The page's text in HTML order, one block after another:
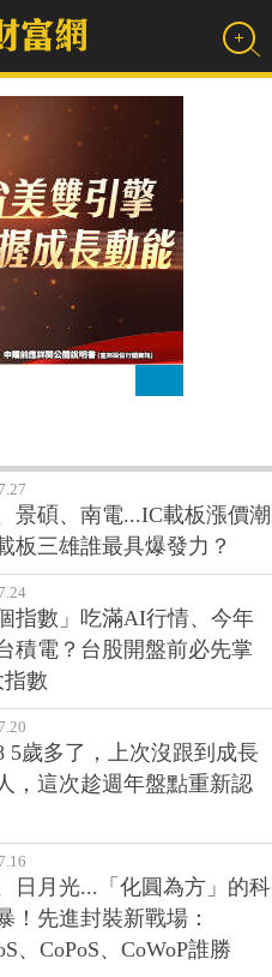
景碩、南電...IC載板漲價潮
板三雄誰最具爆發力？
指數」吃滿AI行情、今年
積電？台股開盤前必先掌
指數
5歲多了，上次沒跟到成長
，這次趁週年盤點重新認
日月光...「化圓為方」的科
！先進封裝新戰場：